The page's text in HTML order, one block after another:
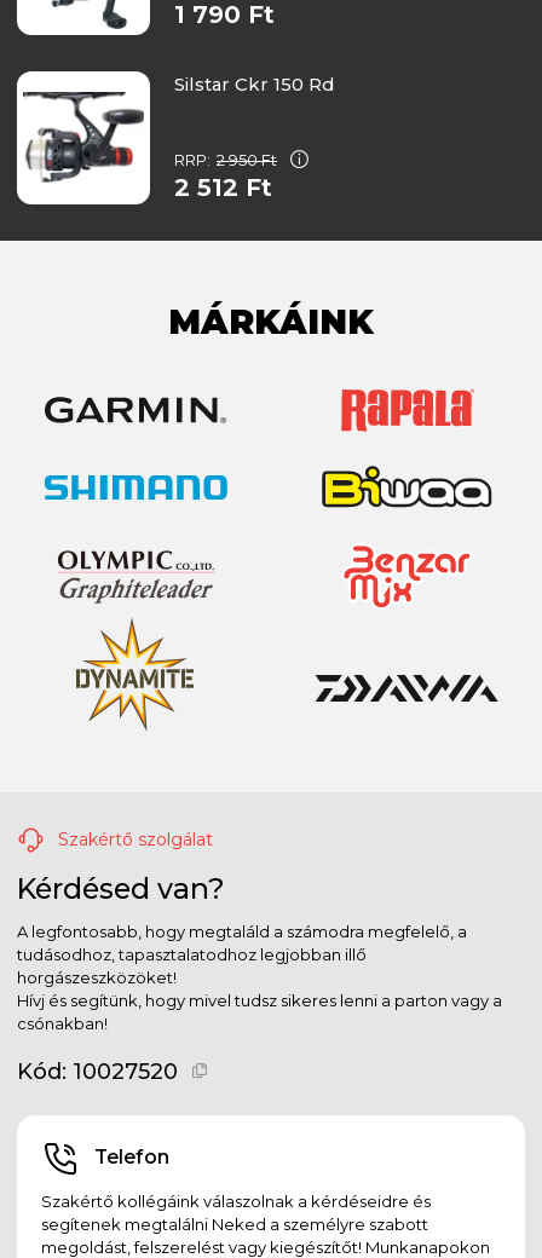
1 790 Ft
Silstar Ckr 150 Rd
RRP: 2 950 Ft
2 512 Ft
MÁRKÁINK
Szakértő szolgálat
Kérdésed van?
A legfontosabb, hogy megtaláld a számodra megfelelő, a
tudásodhoz, tapasztalatodhoz legjobban illő
horgászeszközöket!
Hívj és segítünk, hogy mivel tudsz sikeres lenni a parton vagy a
csónakban!
Kód: 10027520
Telefon
Szakértő kollégáink válaszolnak a kérdéseidre és
segítenek megtalálni Neked a személyre szabott
megoldást, felszerelést vagy kiegészítőt! Munkanapokon